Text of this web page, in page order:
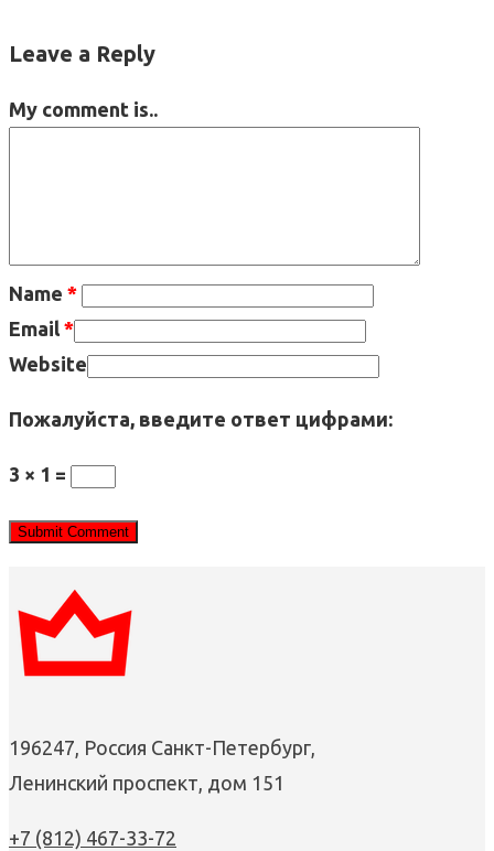
Leave a Reply
My comment is..
Name *
Email *
Website
Пожалуйста, введите ответ цифрами:
3 × 1 =
196247, Россия Санкт-Петербург,
Ленинский проспект, дом 151
+7 (812) 467-33-72